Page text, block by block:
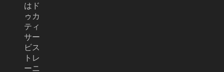
はド
ゥカ
ティ
サー
ビス
トレ
ーニ